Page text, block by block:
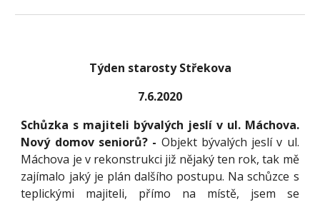
Týden starosty Střekova
7.6.2020
Schůzka s majiteli bývalých jeslí v ul. Máchova.
Nový domov seniorů? - Objekt bývalých jeslí v ul.
Máchova je v rekonstrukci již nějaký ten rok, tak mě
zajímalo jaký je plán dalšího postupu. Na schůzce s
teplickými majiteli, přímo na místě, jsem se